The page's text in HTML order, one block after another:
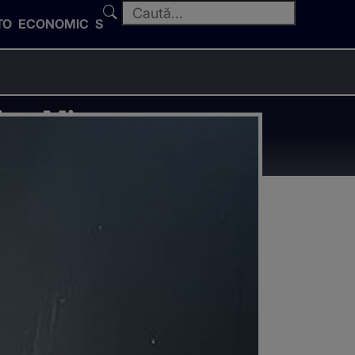
ECONOMIC SPORT
Minune.